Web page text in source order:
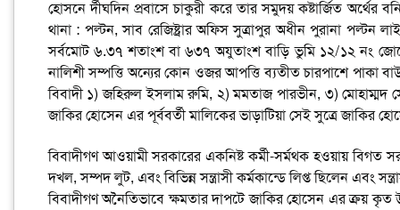
হোসনে র্দীঘদিন প্রবাসে চাকুরী করে তার সমুদয় কষ্টার্জিত
থানা : পল্টন, সাব রেজিষ্ট্রার অফিস সুত্রাপুর অধীন পুরানা পল্টন
সর্বমোট ৬.৩৭ শতাংশ বা ৬৩৭ অযুতাংশ বাড়ি ভুমি ১২/১২ নং
নালিশী সম্পত্তি অন্যের কোন ওজর আপত্তি ব্যতীত চারপাশে পাকা
বিবাদী ১) জহিরুল ইসলাম রুমি, ২) মমতাজ পারভীন, ৩) মোহাম্মদ
জাকির হোসেন এর পূর্ববর্তী মালিকের ভাড়াটিয়া সেই সুত্রে জাকির
বিবাদীগণ আওয়ামী সরকারের একনিষ্ট কর্মী-সর্মথক হওয়ায় বিগত
দখল, সম্পদ লুট, এবং বিভিন্ন সন্ত্রাসী কর্মকান্ডে লিপ্ত ছিলেন এবং
বিবাদীগণ অনৈতিভাবে ক্ষমতার দাপটে জাকির হোসেন এর ক্রয়